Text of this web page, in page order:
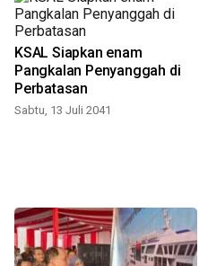
KSAL Siapkan enam
Pangkalan Penyanggah di
Perbatasan
Sabtu, 13 Juli 2041